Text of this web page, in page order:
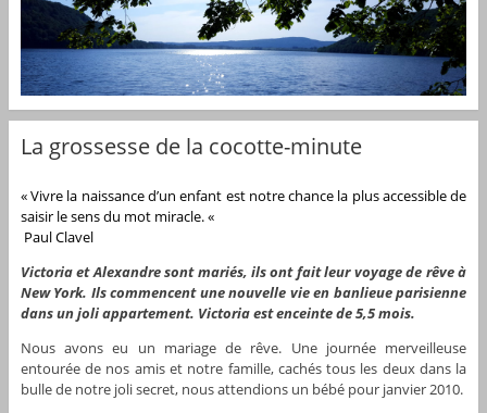
La grossesse de la cocotte-minute
« Vivre la naissance d’un enfant est notre chance la plus accessible de
saisir le sens du mot miracle. «
Paul Clavel
Victoria et Alexandre sont mariés, ils ont fait leur voyage de rêve à
New York. Ils commencent une nouvelle vie en banlieue parisienne
dans un joli appartement. Victoria est enceinte de 5,5 mois.
Nous avons eu un mariage de rêve. Une journée merveilleuse
entourée de nos amis et notre famille, cachés tous les deux dans la
bulle de notre joli secret, nous attendions un bébé pour janvier 2010.